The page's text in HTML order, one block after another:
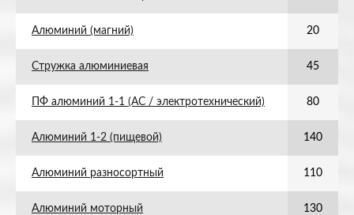
Алюминий (магний) 20
Стружка алюминиевая 45
ПФ алюминий 1-1 (АС / электротехнический) 80
Алюминий 1-2 (пищевой) 140
Алюминий разносортный 110
Алюминий моторный 130